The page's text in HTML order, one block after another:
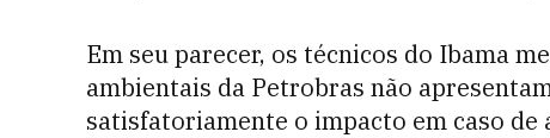
Em seu parecer, os técnicos do Ibama
ambientais da Petrobras não
satisfatoriamente o impacto em caso de